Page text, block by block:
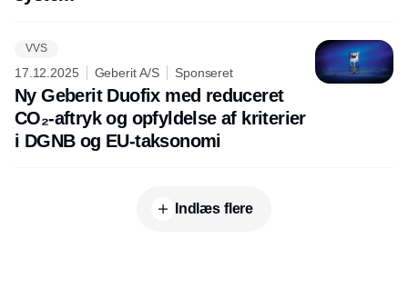
VVS
17.12.2025 Geberit A/S Sponseret
Ny Geberit Duofix med reduceret
CO₂-aftryk og opfyldelse af kriterier
i DGNB og EU-taksonomi
Indlæs flere